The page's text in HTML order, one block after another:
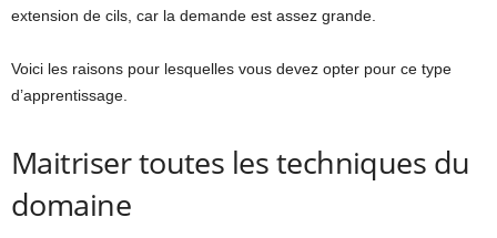
extension de cils, car la demande est assez grande.
Voici les raisons pour lesquelles vous devez opter pour ce type
d’apprentissage.
Maitriser toutes les techniques du
domaine